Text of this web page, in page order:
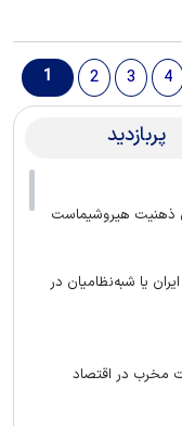
1 2 3 4
پربازدید
ذهنیت هیروشیماست
یا شبه‌نظامیان در
مخرب در اقتصاد